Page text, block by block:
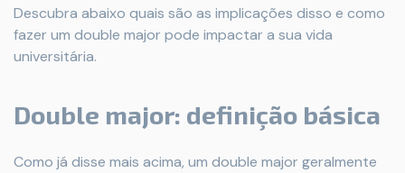
Descubra abaixo quais são as implicações disso e como
fazer um double major pode impactar a sua vida
universitária.
Double major: definição básica
Como já disse mais acima, um double major geralmente